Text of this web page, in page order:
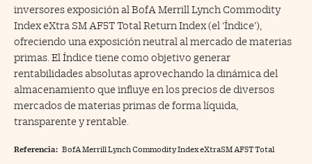
inversores exposición al BofA Merrill Lynch Commodity
Index eXtra SM AF5T Total Return Index (el ‘Índice’),
ofreciendo una exposición neutral al mercado de materias
primas. El Índice tiene como objetivo generar
rentabilidades absolutas aprovechando la dinámica del
almacenamiento que influye en los precios de diversos
mercados de materias primas de forma líquida,
transparente y rentable.
Referencia: BofA Merrill Lynch Commodity Index eXtraSM AF5T Total